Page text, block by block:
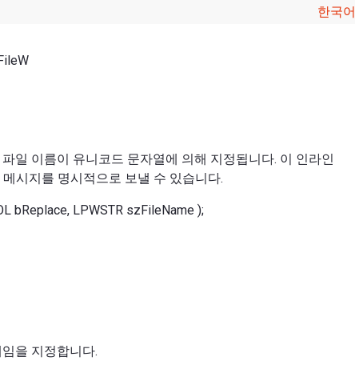
한국어
일 이름이 유니코드 문자열에 의해 지정됩니다. 이 인라인
메시지를 명시적으로 보낼 수 있습니다.
bReplace, LPWSTR szFileName );
을 지정합니다.